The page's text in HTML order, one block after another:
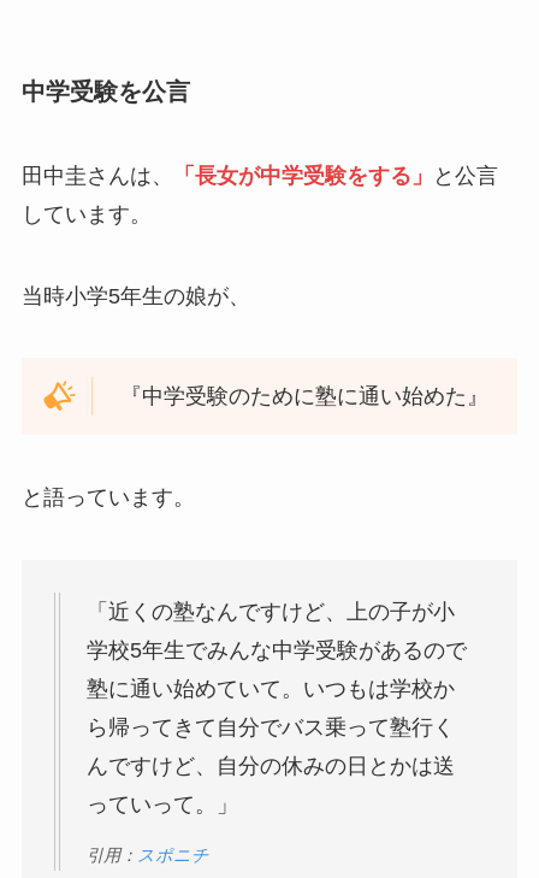
中学受験を公言
田中圭さんは、 「長女が中学受験をする」
と公言
しています。
当時小学5年生の娘が、
『中学受験のために塾に通い始めた』
と語っています。
「近くの塾なんですけど、上の子が小
学校5年生でみんな中学受験があるので
塾に通い始めていて。いつもは学校か
ら帰ってきて自分でバス乗って塾行く
んですけど、自分の休みの日とかは送
っていって。」
引用： スポニチ